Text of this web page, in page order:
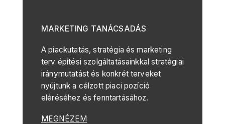
MARKETING TANÁCSADÁS
A piackutatás, stratégia és marketing
terv építési szolgáltatásainkkal stratégiai
iránymutatást és konkrét terveket
nyújtunk a célzott piaci pozíció
eléréséhez és fenntartásához.
MEGNÉZEM